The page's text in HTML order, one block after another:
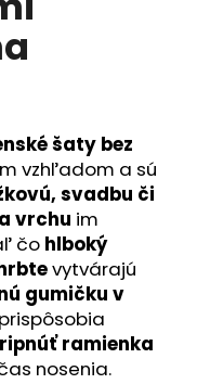
šaty bez
vzhľadom a sú
svadbu či
vrchu im
čo hlboký
vytvárajú
gumičku v
ramienka
nosenia.